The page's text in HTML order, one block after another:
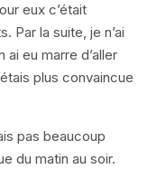
eux c’était
Par la suite, je n’ai
ai eu marre d’aller
plus convaincue
pas beaucoup
du matin au soir.